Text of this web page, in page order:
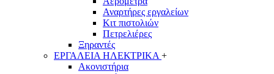
Αναρτήρες εργαλείων
Κιτ πιστολιών
Πετρελιέρες
Ξηραντές
ΕΡΓΑΛΕΙΑ ΗΛΕΚΤΡΙΚΑ +
Ακονιστήρια